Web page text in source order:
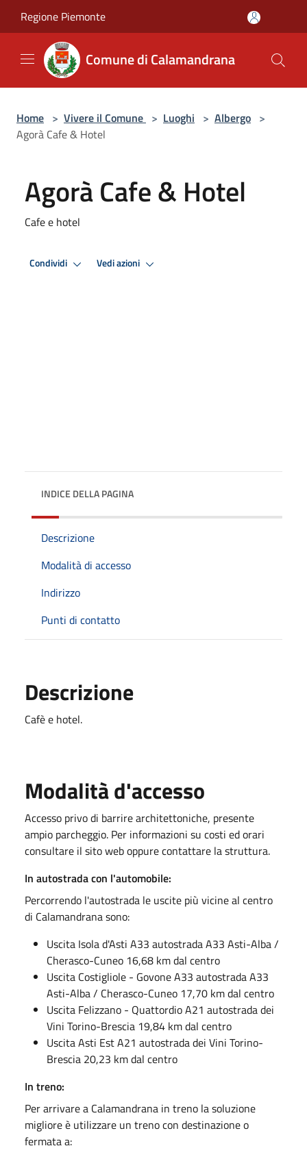
Regione Piemonte
Comune di Calamandrana
Home > Vivere il Comune > Luoghi > Albergo >
Agorà Cafe & Hotel
Agorà Cafe & Hotel
Cafe e hotel
Condividi Vedi azioni
INDICE DELLA PAGINA
Descrizione
Modalità di accesso
Indirizzo
Punti di contatto
Descrizione
Cafè e hotel.
Modalità d'accesso
Accesso privo di barrire architettoniche, presente
ampio parcheggio. Per informazioni su costi ed orari
consultare il sito web oppure contattare la struttura.
In autostrada con l'automobile:
Percorrendo l'autostrada le uscite più vicine al centro
di Calamandrana sono:
Uscita Isola d'Asti A33 autostrada A33 Asti-Alba /
Cherasco-Cuneo 16,68 km dal centro
Uscita Costigliole - Govone A33 autostrada A33
Asti-Alba / Cherasco-Cuneo 17,70 km dal centro
Uscita Felizzano - Quattordio A21 autostrada dei
Vini Torino-Brescia 19,84 km dal centro
Uscita Asti Est A21 autostrada dei Vini Torino-
Brescia 20,23 km dal centro
In treno:
Per arrivare a Calamandrana in treno la soluzione
migliore è utilizzare un treno con destinazione o
fermata a: